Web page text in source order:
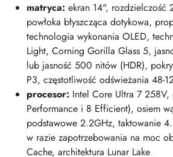
matryca: ekran 14",
powłoka błyszcząca dotykowa,
technologia wykonania OLED,
Light, Corning Gorilla Glass 5,
lub jasność 500 nitów (HDR),
P3, częstotliwość odświeżania 48-
procesor: Intel Core Ultra 7
Performance i 8 Efficient), osiem
podstawowe 2.2GHz, taktowanie
w razie zapotrzebowania na moc
Cache, architektura Lunar Lake